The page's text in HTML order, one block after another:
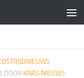
DOOR KNAS NIEUWS